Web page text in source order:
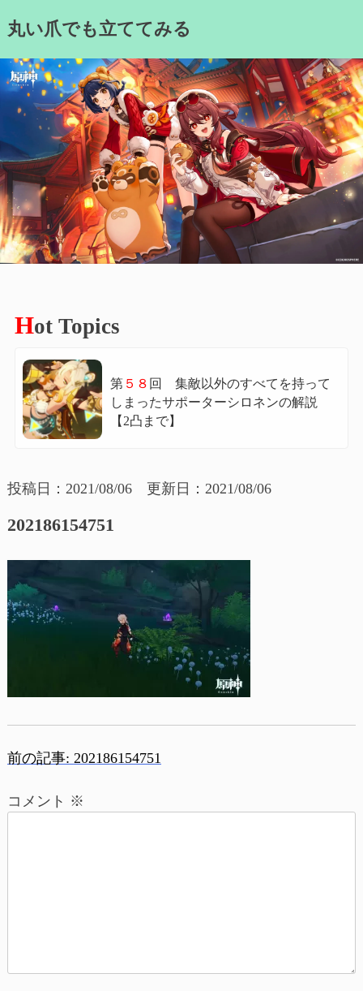
to丸い爪でも立ててみる
Hot Topics
第５８ 回 集敵以外のすべてを持って
しまったサポーターシロネンの解説
【2凸まで】
投稿日：2021/08/06 更新日：2021/08/06
202186154751
投
稿
シ
前の記事: 202186154751
コメント ※